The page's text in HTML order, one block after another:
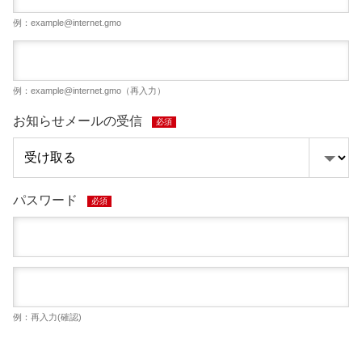
例： example@internet.gmo
例： example@internet.gmo （再入力）
お知らせメールの受信 必須
パスワード 必須
例：再入力(確認)